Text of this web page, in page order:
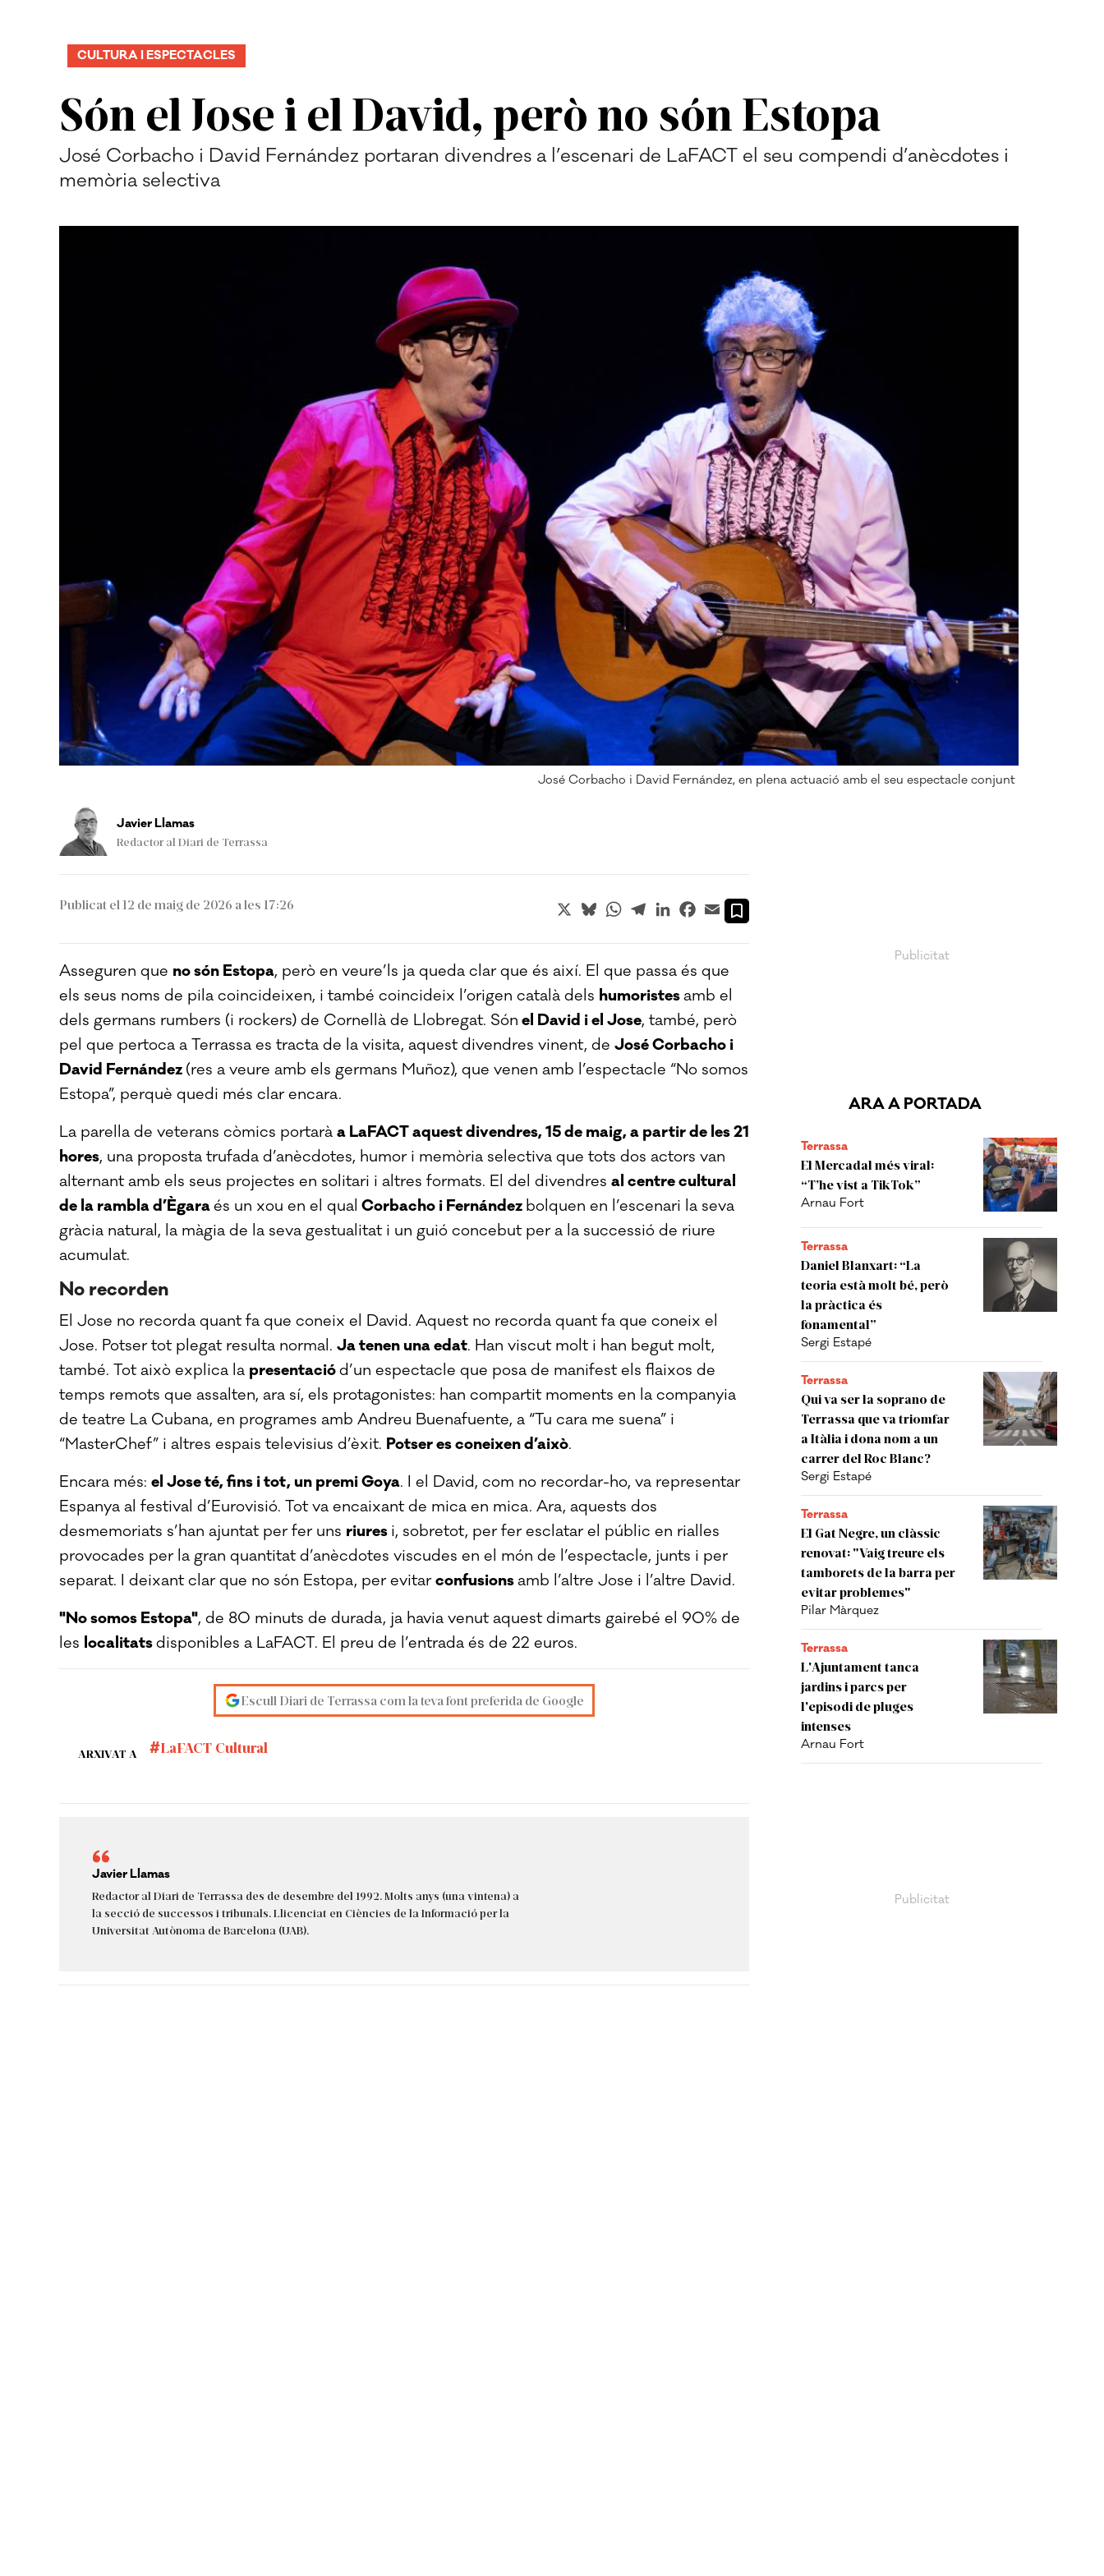
Són el Jose i el David, però no són Estopa
CULTURA I ESPECTACLES
José Corbacho i David Fernández portaran divendres a l’escenari de LaFACT el seu compendi d’anècdotes i
memòria selectiva
José Corbacho i David Fernández, en plena actuació amb el seu espectacle conjunt
ARA A PORTADA
Terrassa
El Mercadal més viral:
“T’he vist a TikTok”
Arnau Fort
Terrassa
Daniel Blanxart: “La
teoria està molt bé, però
la pràctica és
fonamental”
Sergi Estapé
Terrassa
Qui va ser la soprano de
Terrassa que va triomfar
a Itàlia i dona nom a un
carrer del Roc Blanc?
Sergi Estapé
Terrassa
El Gat Negre, un clàssic
renovat: "Vaig treure els
tamborets de la barra per
evitar problemes"
Pilar Màrquez
Terrassa
L'Ajuntament tanca
jardins i parcs per
l'episodi de pluges
intenses
Arnau Fort
Javier Llamas
Redactor al Diari de Terrassa
Publicat el 12 de maig de 2026 a les 17:26 X BlueskyWhatsApp
TelegramLinkedInFacebook
Email
Asseguren que no són Estopa, però en veure’ls ja queda clar que és així. El que passa és que
els seus noms de pila coincideixen, i també coincideix l’origen català dels humoristesamb el
dels germans rumbers (i rockers) de Cornellà de Llobregat. Són el David i el Jose, també, però
pel que pertoca a Terrassa es tracta de la visita, aquest divendres vinent, de José Corbacho i
David Fernández (res a veure amb els germans Muñoz), que venen amb l’espectacle “No somos
Estopa”, perquè quedi més clar encara.
La parella de veterans còmics portarà a LaFACT aquest divendres, 15 de maig, a partir de les 21
hores, una proposta trufada d’anècdotes, humor i memòria selectiva que tots dos actors van
alternant amb els seus projectes en solitari i altres formats. El del divendres al centre cultural
de la rambla d’Ègaraés un xou en el qual Corbacho i Fernández bolquen en l’escenari la seva
gràcia natural, la màgia de la seva gestualitat i un guió concebut per a la successió de riure
acumulat.
No recorden
El Jose no recorda quant fa que coneix el David. Aquest no recorda quant fa que coneix el
Jose. Potser tot plegat resulta normal. Ja tenen una edat. Han viscut molt i han begut molt,
també. Tot això explica la presentaciód’un espectacle que posa de manifest els flaixos de
temps remots que assalten, ara sí, els protagonistes: han compartit moments en la companyia
de teatre La Cubana, en programes amb Andreu Buenafuente, a “Tu cara me suena” i
“MasterChef” i altres espais televisius d’èxit. Potser es coneixen d’això.
Encara més: el Jose té, fins i tot, un premi Goya. I el David, com no recordar-ho, va representar
Espanya al festival d’Eurovisió. Tot va encaixant de mica en mica. Ara, aquests dos
desmemoriats s’han ajuntat per fer uns riures i, sobretot, per fer esclatar el públic en rialles
provocades per la gran quantitat d’anècdotes viscudes en el món de l’espectacle, junts i per
separat. I deixant clar que no són Estopa, per evitarconfusionsamb l’altre Jose i l’altre David.
"No somos Estopa", de 80 minuts de durada, ja havia venut aquest dimarts gairebé el 90% de
les localitatsdisponibles a LaFACT. El preu de l’entrada és de 22 euros.
Escull Diari de Terrassa com la teva font preferida de Google
ARXIVAT A LaFACT Cultural
Javier Llamas
Redactor al Diari de Terrassa des de desembre del 1992. Molts anys (una vintena) a
la secció de successos i tribunals. Llicenciat en Ciències de la Informació per la
Universitat Autònoma de Barcelona (UAB).